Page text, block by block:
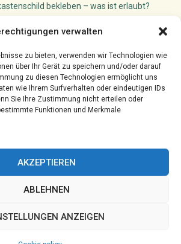
verwalten
zu bieten, verwenden wir Technologien wie
über Ihr Gerät zu speichern und/oder darauf
zu diesen Technologien ermöglicht uns
wie Ihrem Surfverhalten oder eindeutigen IDs
Sie Ihre Zustimmung nicht erteilen oder
Funktionen und Merkmale
AKZEPTIEREN
ABLEHNEN
ANZEIGEN
bekleben – was ist erlaubt?
Schreibservice